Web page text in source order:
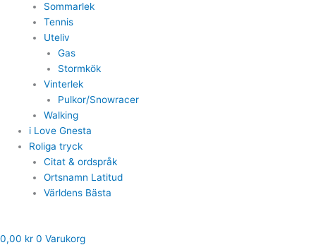
Sommarlek
Tennis
Uteliv
Gas
Stormkök
Vinterlek
Pulkor/Snowracer
Walking
i Love Gnesta
Roliga tryck
Citat & ordspråk
Ortsnamn Latitud
Världens Bästa
0,00 kr 0 Varukorg